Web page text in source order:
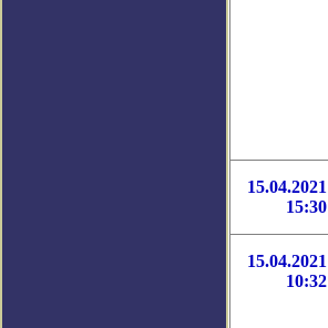
15.04.2021
15:30
15.04.2021
10:32